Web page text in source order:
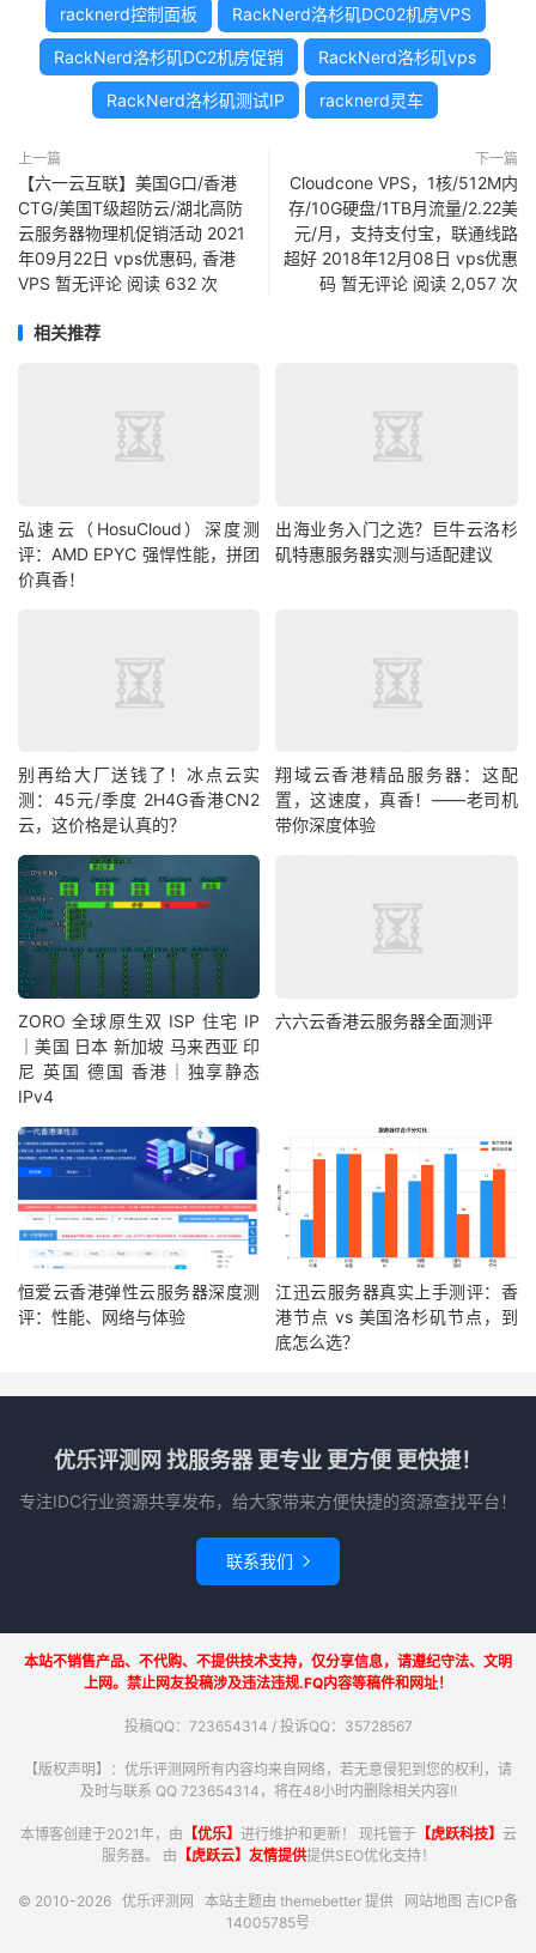
racknerd控制面板 RackNerd洛杉矶DC02机房VPS
RackNerd洛杉矶DC2机房促销 RackNerd洛杉矶vps
RackNerd洛杉矶测试IP racknerd灵车
上一篇
【六一云互联】美国G口/香港
CTG/美国T级超防云/湖北高防
云服务器物理机促销活动 2021
年09月22日 vps优惠码, 香港
VPS 暂无评论 阅读 632 次
下一篇
Cloudcone VPS，1核/512M内
存/10G硬盘/1TB月流量/2.22美
元/月，支持支付宝，联通线路
超好 2018年12月08日 vps优惠
码 暂无评论 阅读 2,057 次
相关推荐
弘速云（HosuCloud）深度测
评：AMD EPYC 强悍性能，拼团
价真香！
出海业务入门之选？巨牛云洛杉
矶特惠服务器实测与适配建议
别再给大厂送钱了！冰点云实
测：45元/季度 2H4G香港CN2
云，这价格是认真的？
翔域云香港精品服务器：这配
置，这速度，真香！——老司机
带你深度体验
ZORO 全球原生双 ISP 住宅 IP
｜美国 日本 新加坡 马来西亚 印
尼 英国 德国 香港｜独享静态
IPv4
六六云香港云服务器全面测评
恒爱云香港弹性云服务器深度测
评：性能、网络与体验
江迅云服务器真实上手测评：香
港节点 vs 美国洛杉矶节点，到
底怎么选？
优乐评测网 找服务器 更专业 更方便 更快捷！
专注IDC行业资源共享发布，给大家带来方便快捷的资源查找平台！
联系我们 
本站不销售产品、不代购、不提供技术支持，仅分享信息，请遵纪守法、文明
上网。禁止网友投稿涉及违法违规.FQ内容等稿件和网址！
投稿QQ：723654314 / 投诉QQ：35728567
【版权声明】：优乐评测网所有内容均来自网络，若无意侵犯到您的权利，请
及时与联系 QQ 723654314，将在48小时内删除相关内容!!
本博客创建于2021年，由 【优乐】 进行维护和更新！ 现托管于【虎跃科技】 云
服务器。 由 【虎跃云】友情提供提供SEO优化支持！
© 2010-2026 优乐评测网 本站主题由 themebetter 提供 网站地图 吉ICP备
14005785号